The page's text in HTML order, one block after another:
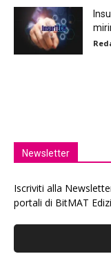
Newsletter
Iscriviti alla
portali di BitMAT